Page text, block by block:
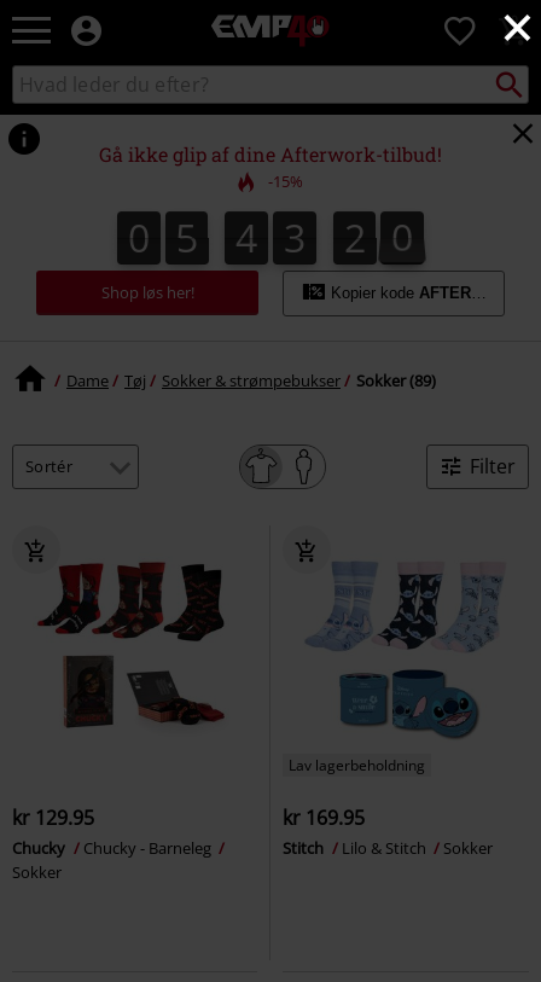
×
EMP
Musik,
TV
og
gaming
merch
-
alternativ
mode
0
Søg
sortiment
Søg
Gå ikke glip af dine Afterwork-tilbud!
-15%
0
0 5
5 4
4 3
3 1
2
1 8
9
8
0
9
Shop løs her! Kopier kode AFTERWORK
Dame Tøj Sokker & strømpebukser Sokker (89)
Filter
kr 129.95
Chucky
Chucky - Barneleg
Sokker
Lav lagerbeholdning
kr 169.95
Stitch Lilo & Stitch Sokker